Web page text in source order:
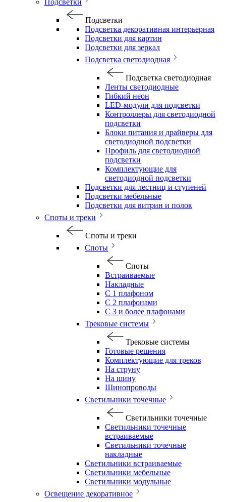
Подсветки
Подсветки
Подсветка декоративная интерьерная
Подсветки для картин
Подсветки для зеркал
Подсветка светодиодная
Подсветка светодиодная
Ленты светодиодные
Гибкий неон
LED-модули для подсветки
Контроллеры для светодиодной
подсветки
Блоки питания и драйверы для
светодиодной подсветки
Профиль для светодиодной
подсветки
Комплектующие для
светодиодной подсветки
Подсветки для лестниц и ступеней
Подсветки мебельные
Подсветки для витрин и полок
Споты и треки
Споты и треки
Споты
Споты
Встраиваемые
Накладные
С 1 плафоном
С 2 плафонами
С 3 и более плафонами
Трековые системы
Трековые системы
Готовые решения
Комплектующие для треков
На струну
На шину
Шинопроводы
Светильники точечные
Светильники точечные
Светильники точечные
встраиваемые
Светильники точечные
накладные
Светильники встраиваемые
Светильники мебельные
Светильники модульные
Освещение декоративное